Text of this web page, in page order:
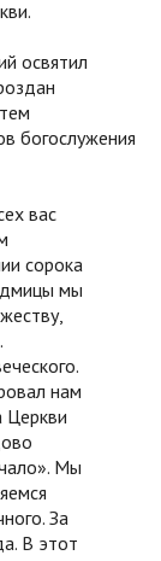
освятил
богослужения
вас
сорока
мы
нам
Церкви
Мы
За
В этот